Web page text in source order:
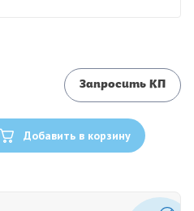
Запросить КП
Добавить в корзину